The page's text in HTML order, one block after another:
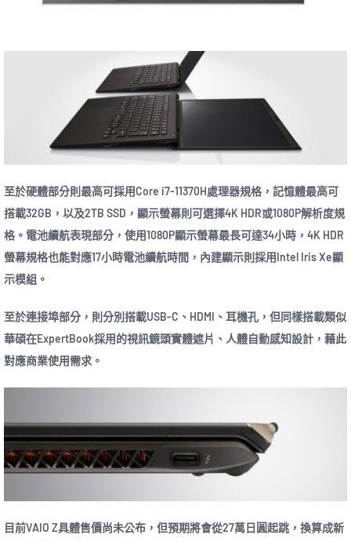
至於硬體部分則最高可採用Core i7-11370H處理器規格，記憶體最高可
搭載32GB，以及2TB SSD，顯示螢幕則可選擇4K HDR或1080P解析度規
格。電池續航表現部分，使用1080P顯示螢幕最長可達34小時，4K HDR
螢幕規格也能對應17小時電池續航時間，內建顯示則採用Intel Iris Xe顯
示模組。
至於連接埠部分，則分別搭載USB-C、HDMI、耳機孔，但同樣搭載類似
華碩在ExpertBook採用的視訊鏡頭實體遮片、人體自動感知設計，藉此
對應商業使用需求。
目前VAIO Z具體售價尚未公布，但預期將會從27萬日圓起跳，換算成新